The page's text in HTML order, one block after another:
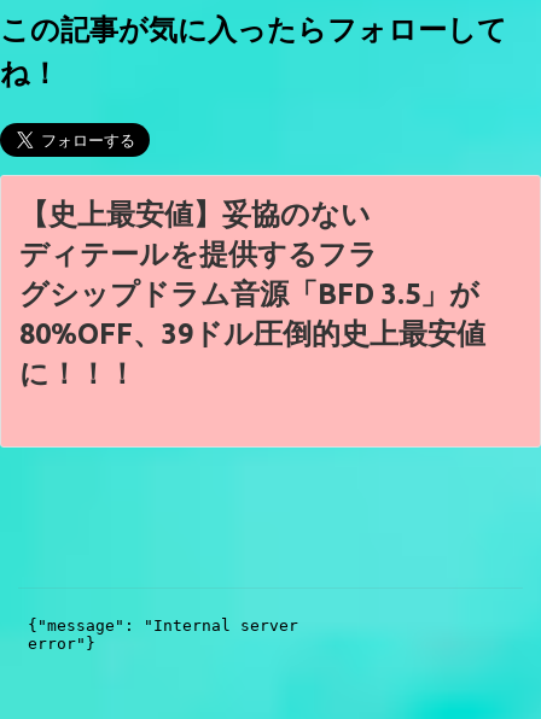
この記事が気に入ったらフォローして
ね！
【史上最安値】妥協のない
ディテールを提供するフラ
グシップドラム音源「BFD 3.5」が
80%OFF、39ドル圧倒的史上最安値
に！！！